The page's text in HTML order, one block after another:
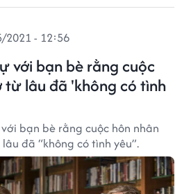
với bạn bè rằng cuộc
từ lâu đã 'không có tình
2021 - 12:56
bạn bè rằng cuộc hôn nhân
đã “không có tình yêu”.